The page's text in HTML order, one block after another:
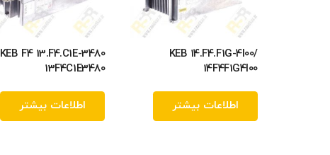
KEB 14.F4.F1G-4I00/
14F4F1G4I00
اطلاعات بیشتر
KEB F4 13.F4.C1E-3480
13F4C1E3480
اطلاعات بیشتر